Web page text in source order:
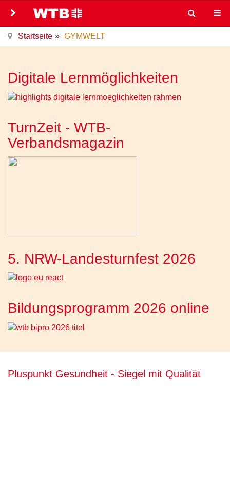
Startseite GYMWELT
Digitale Lernmöglichkeiten
TurnZeit - WTB-
Verbandsmagazin
5. NRW-Landesturnfest 2026
Bildungsprogramm 2026 online
Pluspunkt Gesundheit - Siegel mit Qualität